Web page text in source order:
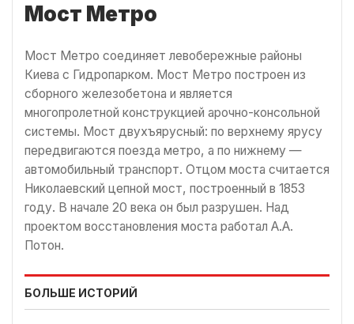
Мост Метро
Мост Метро соединяет левобережные районы
Киева с Гидропарком. Мост Метро построен из
сборного железобетона и является
многопролетной конструкцией арочно-консольной
системы. Мост двухъярусный: по верхнему ярусу
передвигаются поезда метро, а по нижнему —
автомобильный транспорт. Отцом моста считается
Николаевский цепной мост, построенный в 1853
году. В начале 20 века он был разрушен. Над
проектом восстановления моста работал А.А.
Потон.
БОЛЬШЕ ИСТОРИЙ